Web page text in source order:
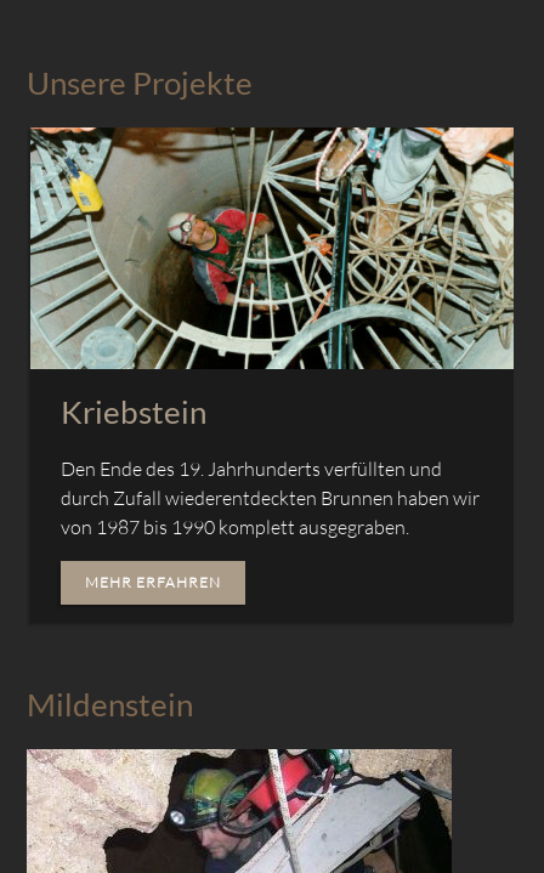
Unsere Projekte
Kriebstein
Den Ende des 19. Jahrhunderts verfüllten und
durch Zufall wiederentdeckten Brunnen haben wir
von 1987 bis 1990 komplett ausgegraben.
MEHR ERFAHREN
Mildenstein